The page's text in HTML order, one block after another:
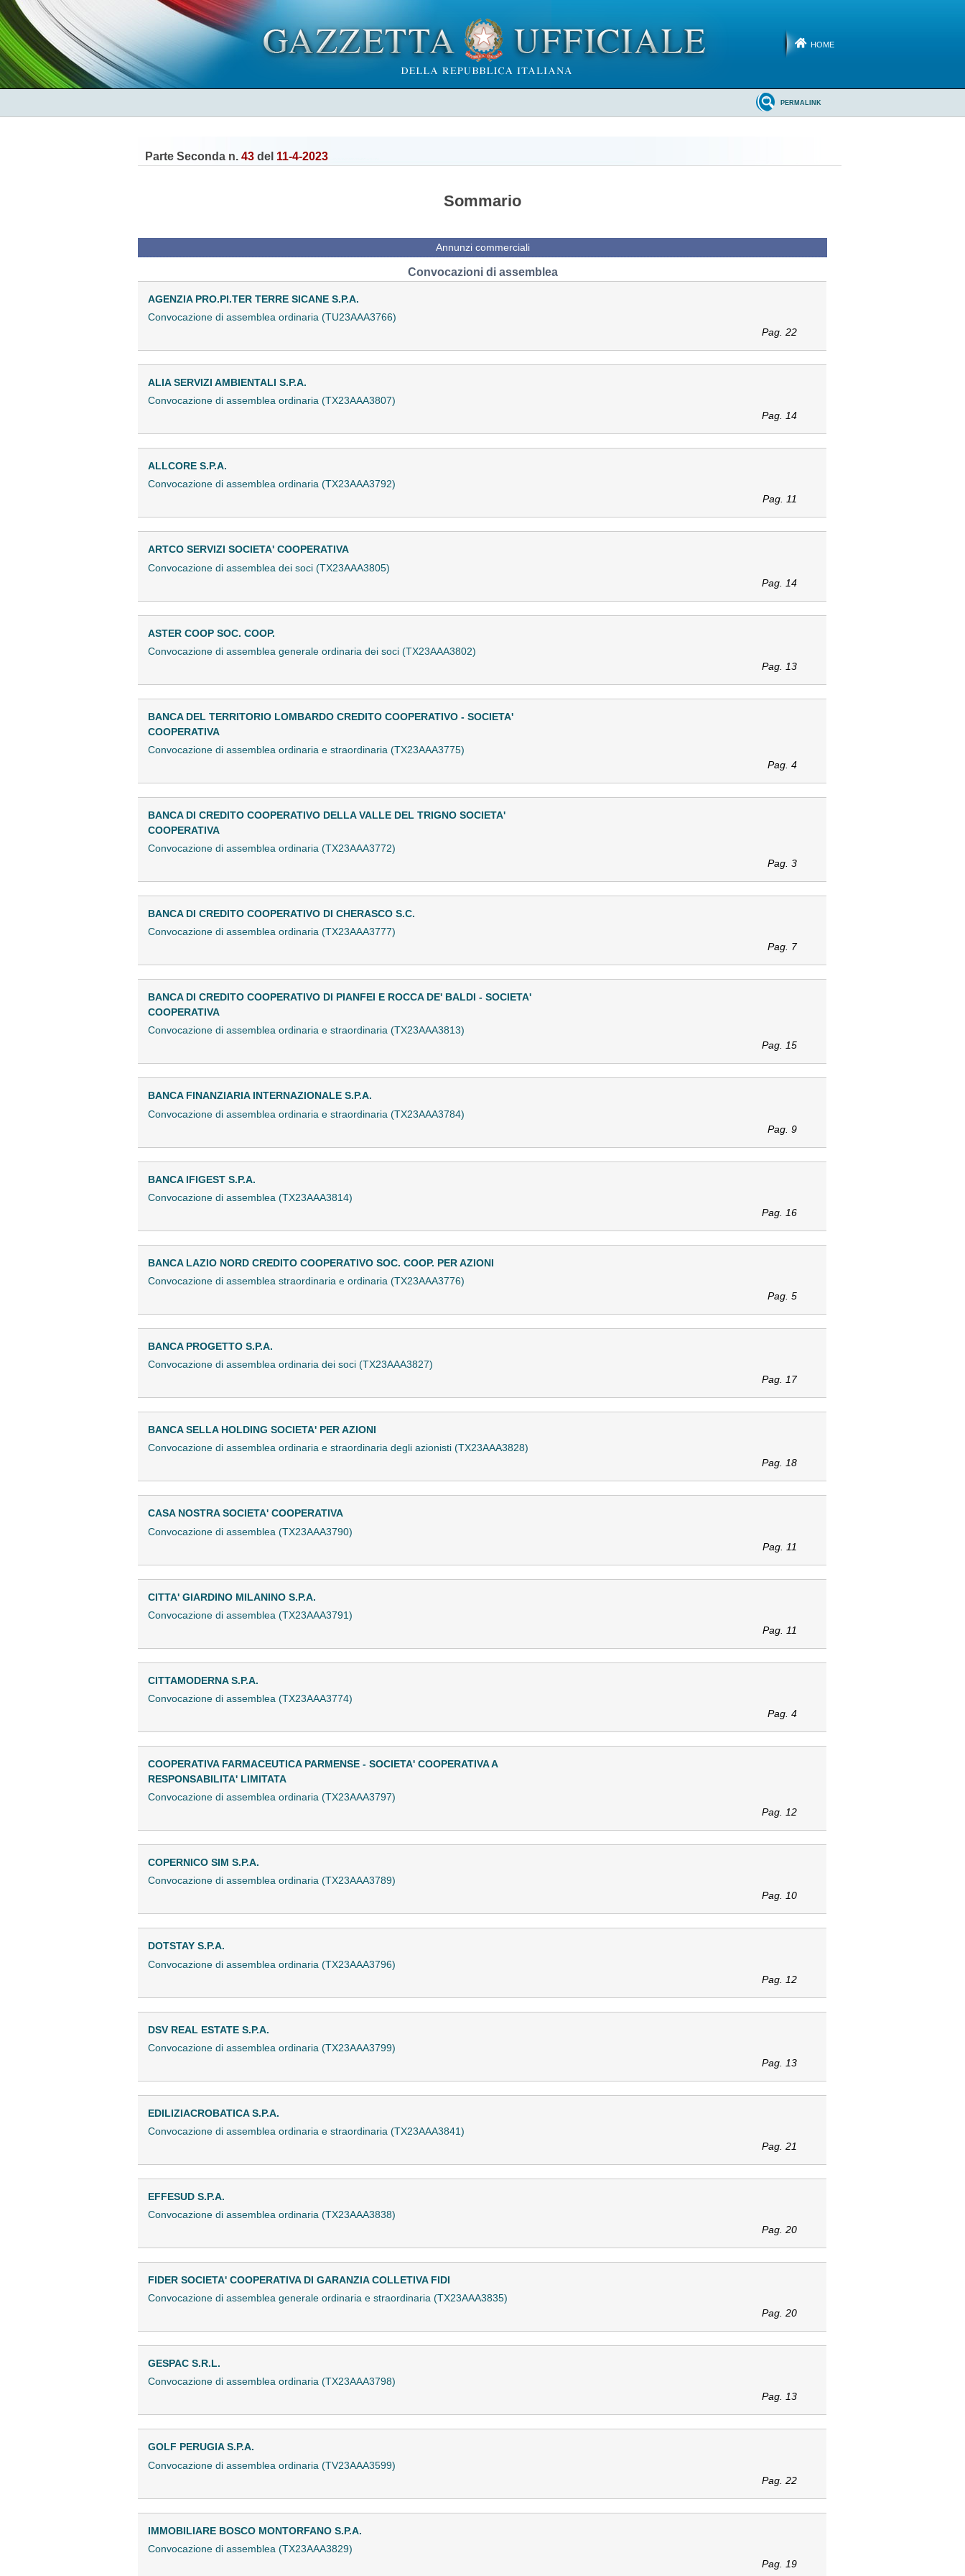
HOME
PERMALINK
Parte Seconda n. 43 del 11-4-2023
Sommario
Annunzi commerciali
Convocazioni di assemblea
AGENZIA PRO.PI.TER TERRE SICANE S.P.A.
Convocazione di assemblea ordinaria (TU23AAA3766)
Pag. 22
ALIA SERVIZI AMBIENTALI S.P.A.
Convocazione di assemblea ordinaria (TX23AAA3807)
Pag. 14
ALLCORE S.P.A.
Convocazione di assemblea ordinaria (TX23AAA3792)
Pag. 11
ARTCO SERVIZI SOCIETA' COOPERATIVA
Convocazione di assemblea dei soci (TX23AAA3805)
Pag. 14
ASTER COOP SOC. COOP.
Convocazione di assemblea generale ordinaria dei soci (TX23AAA3802)
Pag. 13
BANCA DEL TERRITORIO LOMBARDO CREDITO COOPERATIVO - SOCIETA'
COOPERATIVA
Convocazione di assemblea ordinaria e straordinaria (TX23AAA3775)
Pag. 4
BANCA DI CREDITO COOPERATIVO DELLA VALLE DEL TRIGNO SOCIETA'
COOPERATIVA
Convocazione di assemblea ordinaria (TX23AAA3772)
Pag. 3
BANCA DI CREDITO COOPERATIVO DI CHERASCO S.C.
Convocazione di assemblea ordinaria (TX23AAA3777)
Pag. 7
BANCA DI CREDITO COOPERATIVO DI PIANFEI E ROCCA DE' BALDI - SOCIETA'
COOPERATIVA
Convocazione di assemblea ordinaria e straordinaria (TX23AAA3813)
Pag. 15
BANCA FINANZIARIA INTERNAZIONALE S.P.A.
Convocazione di assemblea ordinaria e straordinaria (TX23AAA3784)
Pag. 9
BANCA IFIGEST S.P.A.
Convocazione di assemblea (TX23AAA3814)
Pag. 16
BANCA LAZIO NORD CREDITO COOPERATIVO SOC. COOP. PER AZIONI
Convocazione di assemblea straordinaria e ordinaria (TX23AAA3776)
Pag. 5
BANCA PROGETTO S.P.A.
Convocazione di assemblea ordinaria dei soci (TX23AAA3827)
Pag. 17
BANCA SELLA HOLDING SOCIETA' PER AZIONI
Convocazione di assemblea ordinaria e straordinaria degli azionisti (TX23AAA3828)
Pag. 18
CASA NOSTRA SOCIETA' COOPERATIVA
Convocazione di assemblea (TX23AAA3790)
Pag. 11
CITTA' GIARDINO MILANINO S.P.A.
Convocazione di assemblea (TX23AAA3791)
Pag. 11
CITTAMODERNA S.P.A.
Convocazione di assemblea (TX23AAA3774)
Pag. 4
COOPERATIVA FARMACEUTICA PARMENSE - SOCIETA' COOPERATIVA A
RESPONSABILITA' LIMITATA
Convocazione di assemblea ordinaria (TX23AAA3797)
Pag. 12
COPERNICO SIM S.P.A.
Convocazione di assemblea ordinaria (TX23AAA3789)
Pag. 10
DOTSTAY S.P.A.
Convocazione di assemblea ordinaria (TX23AAA3796)
Pag. 12
DSV REAL ESTATE S.P.A.
Convocazione di assemblea ordinaria (TX23AAA3799)
Pag. 13
EDILIZIACROBATICA S.P.A.
Convocazione di assemblea ordinaria e straordinaria (TX23AAA3841)
Pag. 21
EFFESUD S.P.A.
Convocazione di assemblea ordinaria (TX23AAA3838)
Pag. 20
FIDER SOCIETA' COOPERATIVA DI GARANZIA COLLETIVA FIDI
Convocazione di assemblea generale ordinaria e straordinaria (TX23AAA3835)
Pag. 20
GESPAC S.R.L.
Convocazione di assemblea ordinaria (TX23AAA3798)
Pag. 13
GOLF PERUGIA S.P.A.
Convocazione di assemblea ordinaria (TV23AAA3599)
Pag. 22
IMMOBILIARE BOSCO MONTORFANO S.P.A.
Convocazione di assemblea (TX23AAA3829)
Pag. 19